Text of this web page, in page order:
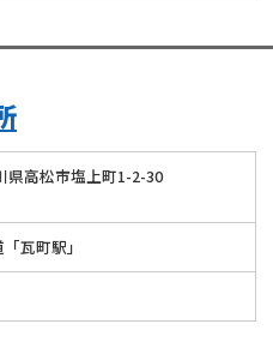
県高松市塩上町1-2-30
瓦町駅」